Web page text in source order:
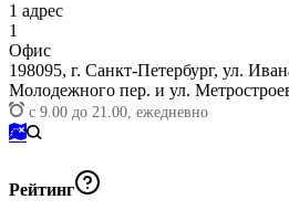
1 адрес
1
Офис
198095, г. Санкт-Петербург, ул.
Молодежного пер. и ул.
с 9.00 до 21.00, ежедневно
Рейтинг